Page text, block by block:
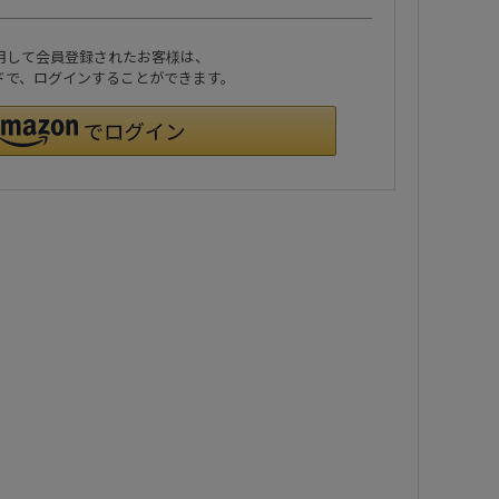
て会員登録されたお客様は、
、ログインすることができます。